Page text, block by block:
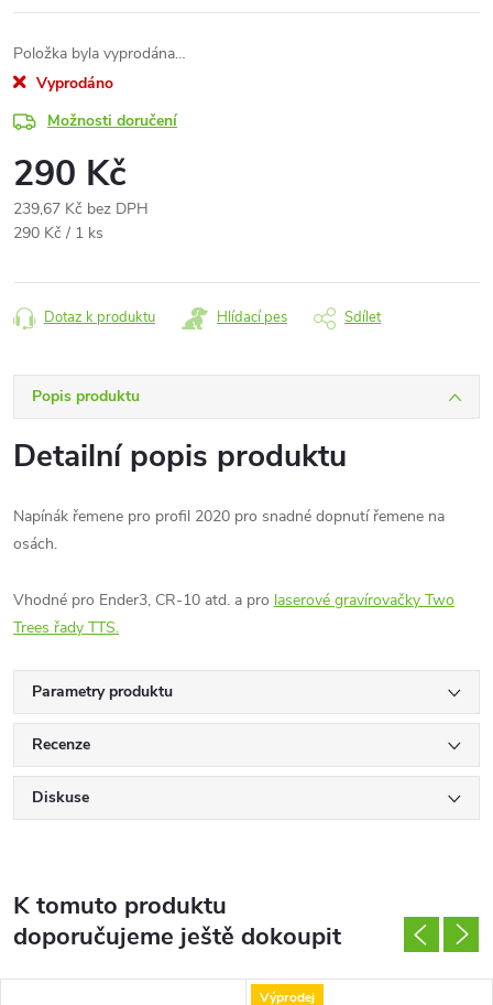
Položka byla vyprodána…
Vyprodáno
Možnosti doručení
290 Kč
239,67 Kč bez DPH
Měrná
290 Kč / 1 ks
Dotaz k produktu Hlídací pes Sdílet
Popis produktu
Detailní popis produktu
Napínák řemene pro profil 2020 pro snadné dopnutí řemene na
osách.
Vhodné pro Ender3, CR-10 atd. a pro laserové gravírovačky Two
Trees řady TTS.
Parametry produktu
Recenze
Diskuse
K tomuto produktu
doporučujeme ještě dokoupit
Výprodej